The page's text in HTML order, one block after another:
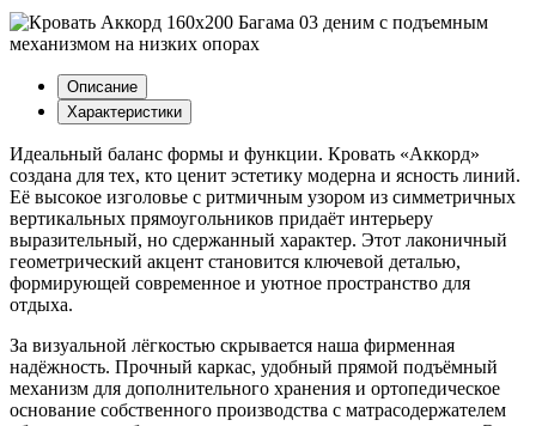
Описание
Характеристики
Идеальный баланс формы и функции. Кровать «Аккорд»
создана для тех, кто ценит эстетику модерна и ясность линий.
Её высокое изголовье с ритмичным узором из симметричных
вертикальных прямоугольников придаёт интерьеру
выразительный, но сдержанный характер. Этот лаконичный
геометрический акцент становится ключевой деталью,
формирующей современное и уютное пространство для
отдыха.
За визуальной лёгкостью скрывается наша фирменная
надёжность. Прочный каркас, удобный прямой подъёмный
механизм для дополнительного хранения и ортопедическое
основание собственного производства с матрасодержателем